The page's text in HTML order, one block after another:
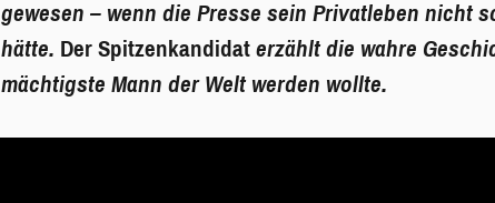
gewesen – wenn die Presse sein Privatleben nicht
hätte. Der Spitzenkandidat erzählt die wahre
mächtigste Mann der Welt werden wollte.